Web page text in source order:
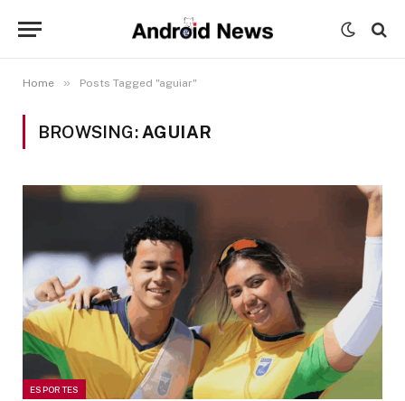
Home » Posts Tagged "aguiar"
BROWSING: AGUIAR
ESPORTES